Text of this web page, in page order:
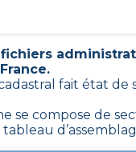
fait état
se compose de